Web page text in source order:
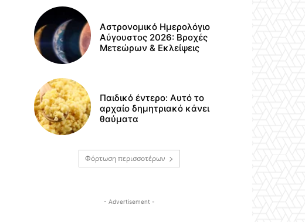
Αστρονομικό Ημερολόγιο
Αύγουστος 2026: Βροχές
Μετεώρων & Εκλείψεις
Παιδικό έντερο: Αυτό το
αρχαίο δημητριακό κάνει
θαύματα
Φόρτωση περισσοτέρων
- Advertisement -